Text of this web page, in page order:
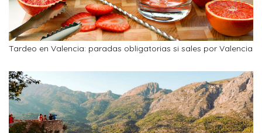
Tardeo en Valencia: paradas obligatorias si sales por Valencia